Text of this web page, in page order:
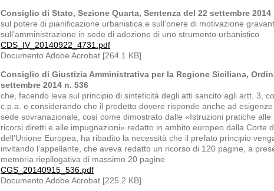
Consiglio di Stato, Sezione Quarta, Sentenza del 22 settembre 2014
sul potere di pianificazione urbanistica e sull’onere di motivazione
sull’amministrazione in sede di adozione di uno strumento urbanistico
CDS_IV_20140922_4731.pdf
Documento Adobe Acrobat [264.1 KB]
Consiglio di Giustizia Amministrativa per la Regione Siciliana,
settembre 2014 n. 536
che, facendo leva sul principio di sinteticità degli atti sancito agli artt. 3,
c.p.a. e considerando che il predetto dovere risponde anche ad
sede sovranazionale, così come dimostrato dalle «Istruzioni pratiche alle
ricorsi diretti e alle impugnazioni» redatto in ambito europeo dalla Corte
dell’Unione Europea, ha ribadito la necessità che il prefato principio
invitando l’appellante, che aveva redatto un ricorso di 120 pagine, a
memoria riepilogativa di massimo 20 pagine
CGS_20140915_536.pdf
Documento Adobe Acrobat [225.2 KB]